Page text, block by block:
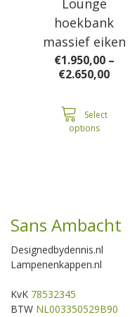
Lounge
hoekbank
massief eiken
€1.950,00 –
€2.650,00Price
Select
options
Sans Ambacht
Designedbydennis.nl
Lampenenkappen.nl
KvK 78532345
BTW NL003350529B90